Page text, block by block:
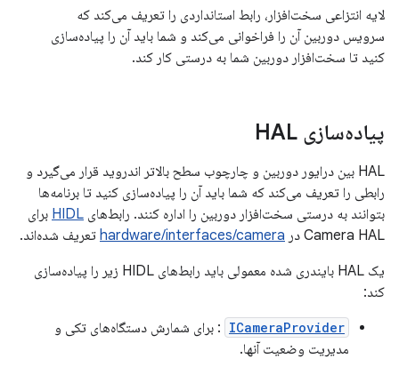
لایه انتزاعی سخت‌افزار، رابط استانداردی را تعریف می‌کند که
سرویس دوربین آن را فراخوانی می‌کند و شما باید آن را پیاده‌سازی
کنید تا سخت‌افزار دوربین شما به درستی کار کند.
پیاده‌سازی HAL
HAL بین درایور دوربین و چارچوب سطح بالاتر اندروید قرار می‌گیرد و
رابطی را تعریف می‌کند که شما باید آن را پیاده‌سازی کنید تا برنامه‌ها
بتوانند به درستی سخت‌افزار دوربین را اداره کنند. رابط‌های HIDL برای
Camera HAL در
hardware/interfaces/camera تعریف شده‌اند.
یک HAL بایندری شده معمولی باید رابط‌های HIDL زیر را پیاده‌سازی
کند:
ICameraProvider : برای شمارش دستگاه‌های تکی و
مدیریت وضعیت آنها.